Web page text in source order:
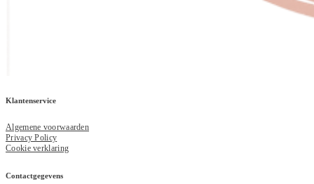
Klantenservice
Algemene voorwaarden
Privacy Policy
Cookie verklaring
Contactgegevens